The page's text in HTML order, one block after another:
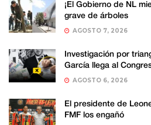
¡El Gobierno de NL
grave de árboles
AGOSTO 7, 2026
Investigación por
García llega al
AGOSTO 6, 2026
El presidente de
FMF los engañó